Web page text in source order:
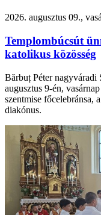
2026. augusztus 09.,
Templombúcsút
katolikus közösség
Bărbuț Péter nagyváradi
augusztus 9-én,
szentmise főcelebránsa,
diakónus.